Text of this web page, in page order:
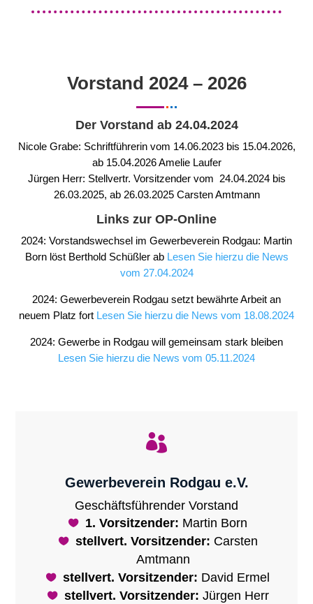
Vorstand 2024 – 2026
Der Vorstand ab 24.04.2024
Nicole Grabe: Schriftführerin vom 14.06.2023 bis 15.04.2026,
ab 15.04.2026 Amelie Laufer
Jürgen Herr: Stellvertr. Vorsitzender vom 24.04.2024 bis
26.03.2025, ab 26.03.2025 Carsten Amtmann
Links zur OP-Online
2024: Vorstandswechsel im Gewerbeverein Rodgau: Martin
Born löst Berthold Schüßler ab Lesen Sie hierzu die News
vom 27.04.2024
2024: Gewerbeverein Rodgau setzt bewährte Arbeit an
neuem Platz fort Lesen Sie hierzu die News vom 18.08.2024
2024: Gewerbe in Rodgau will gemeinsam stark bleiben
Lesen Sie hierzu die News vom 05.11.2024

Gewerbeverein Rodgau e.V.
Geschäftsführender Vorstand
1. Vorsitzender: Martin Born
stellvert. Vorsitzender: Carsten
Amtmann
stellvert. Vorsitzender: David Ermel
stellvert. Vorsitzender: Jürgen Herr